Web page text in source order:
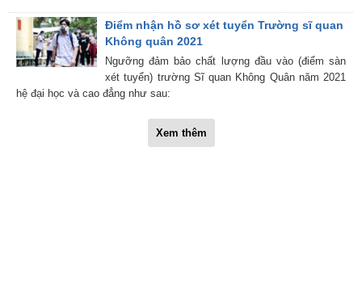
Điểm nhận hồ sơ xét tuyển Trường sĩ quan
Không quân 2021
Ngưỡng đảm bảo chất lượng đầu vào (điểm sàn
xét tuyển) trường Sĩ quan Không Quân năm 2021
hệ đại học và cao đẳng như sau:
Xem thêm